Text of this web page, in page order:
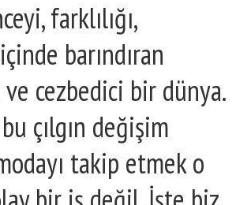
farklılığı,
barındıran
cezbedici bir dünya.
çılgın değişim
takip etmek o